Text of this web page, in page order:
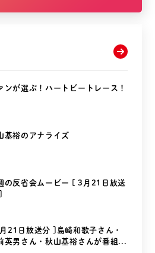
ンが選ぶ！ハートビートレース！
基裕のアナライズ
の反省会ムービー [ 3月21日放送
21日放送分 ]島崎和歌子さん・
英男さん・秋山基裕さんが番組...